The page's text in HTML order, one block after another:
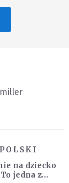
na dziecko
jedna z